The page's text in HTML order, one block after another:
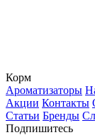
Корм
Ароматизаторы
Акции Контакты
Статьи Бренды
Подпишитесь